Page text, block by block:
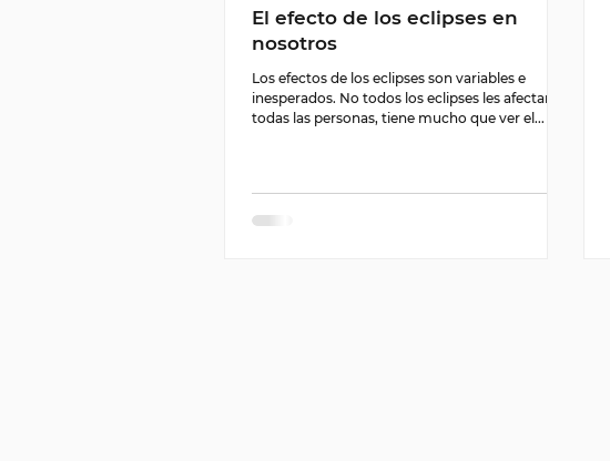
El efecto de los eclipses en
nosotros
Los efectos de los eclipses son variables e
inesperados. No todos los eclipses les afectan a
todas las personas, tiene mucho que ver el...